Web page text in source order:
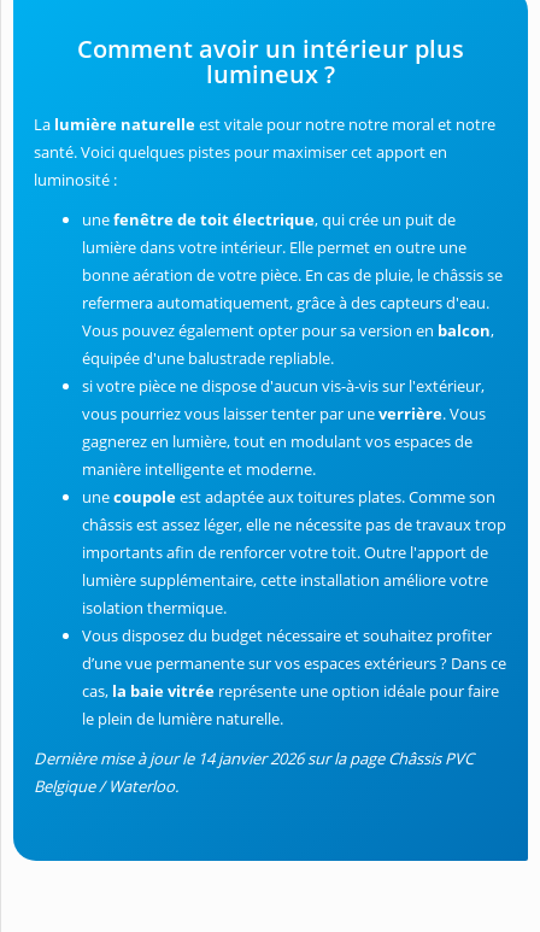
Comment avoir un intérieur plus
lumineux ?
La lumière naturelleest vitale pour notre notre moral et notre
santé. Voici quelques pistes pour maximiser cet apport en
luminosité :
unefenêtre de toit électrique, qui crée un puit de
lumière dans votre intérieur. Elle permet en outre une
bonne aération de votre pièce. En cas de pluie, le châssis se
refermera automatiquement, grâce à des capteurs d'eau.
Vous pouvez également opter pour sa version en balcon,
équipée d'une balustrade repliable.
si votre pièce ne dispose d'aucun vis-à-vis sur l'extérieur,
vous pourriez vous laisser tenter par uneverrière. Vous
gagnerez en lumière, tout en modulant vos espaces de
manière intelligente et moderne.
unecoupoleest adaptée aux toitures plates. Comme son
châssis est assez léger, elle ne nécessite pas de travaux trop
importants afin de renforcer votre toit. Outre l'apport de
lumière supplémentaire, cette installation améliore votre
isolation thermique.
Vous disposez du budget nécessaire et souhaitez profiter
d’une vue permanente sur vos espaces extérieurs ? Dans ce
cas, la baie vitrée représente une option idéale pour faire
le plein de lumière naturelle.
Dernière mise à jour le 14 janvier 2026 sur la page Châssis PVC
Belgique / Waterloo.